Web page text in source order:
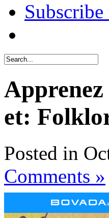
Subscribe
et:
Posted in
Comments »